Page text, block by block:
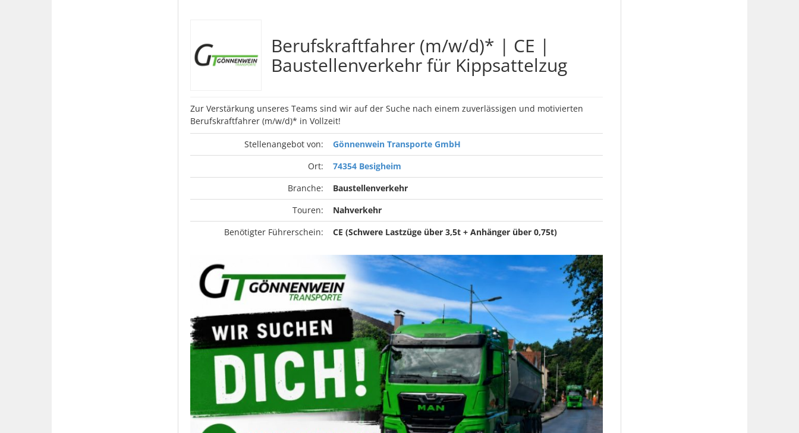
Berufskraftfahrer (m/w/d)* | CE |
Baustellenverkehr für Kippsattelzug
Zur Verstärkung unseres Teams sind wir auf der Suche nach einem zuverlässigen und motivierten
Berufskraftfahrer (m/w/d)* in Vollzeit!
Stellenangebot von:
Gönnenwein Transporte GmbH
Ort:
74354 Besigheim
Branche:
Baustellenverkehr
Touren:
Nahverkehr
Benötigter Führerschein:
CE (Schwere Lastzüge über 3,5t + Anhänger über 0,75t)